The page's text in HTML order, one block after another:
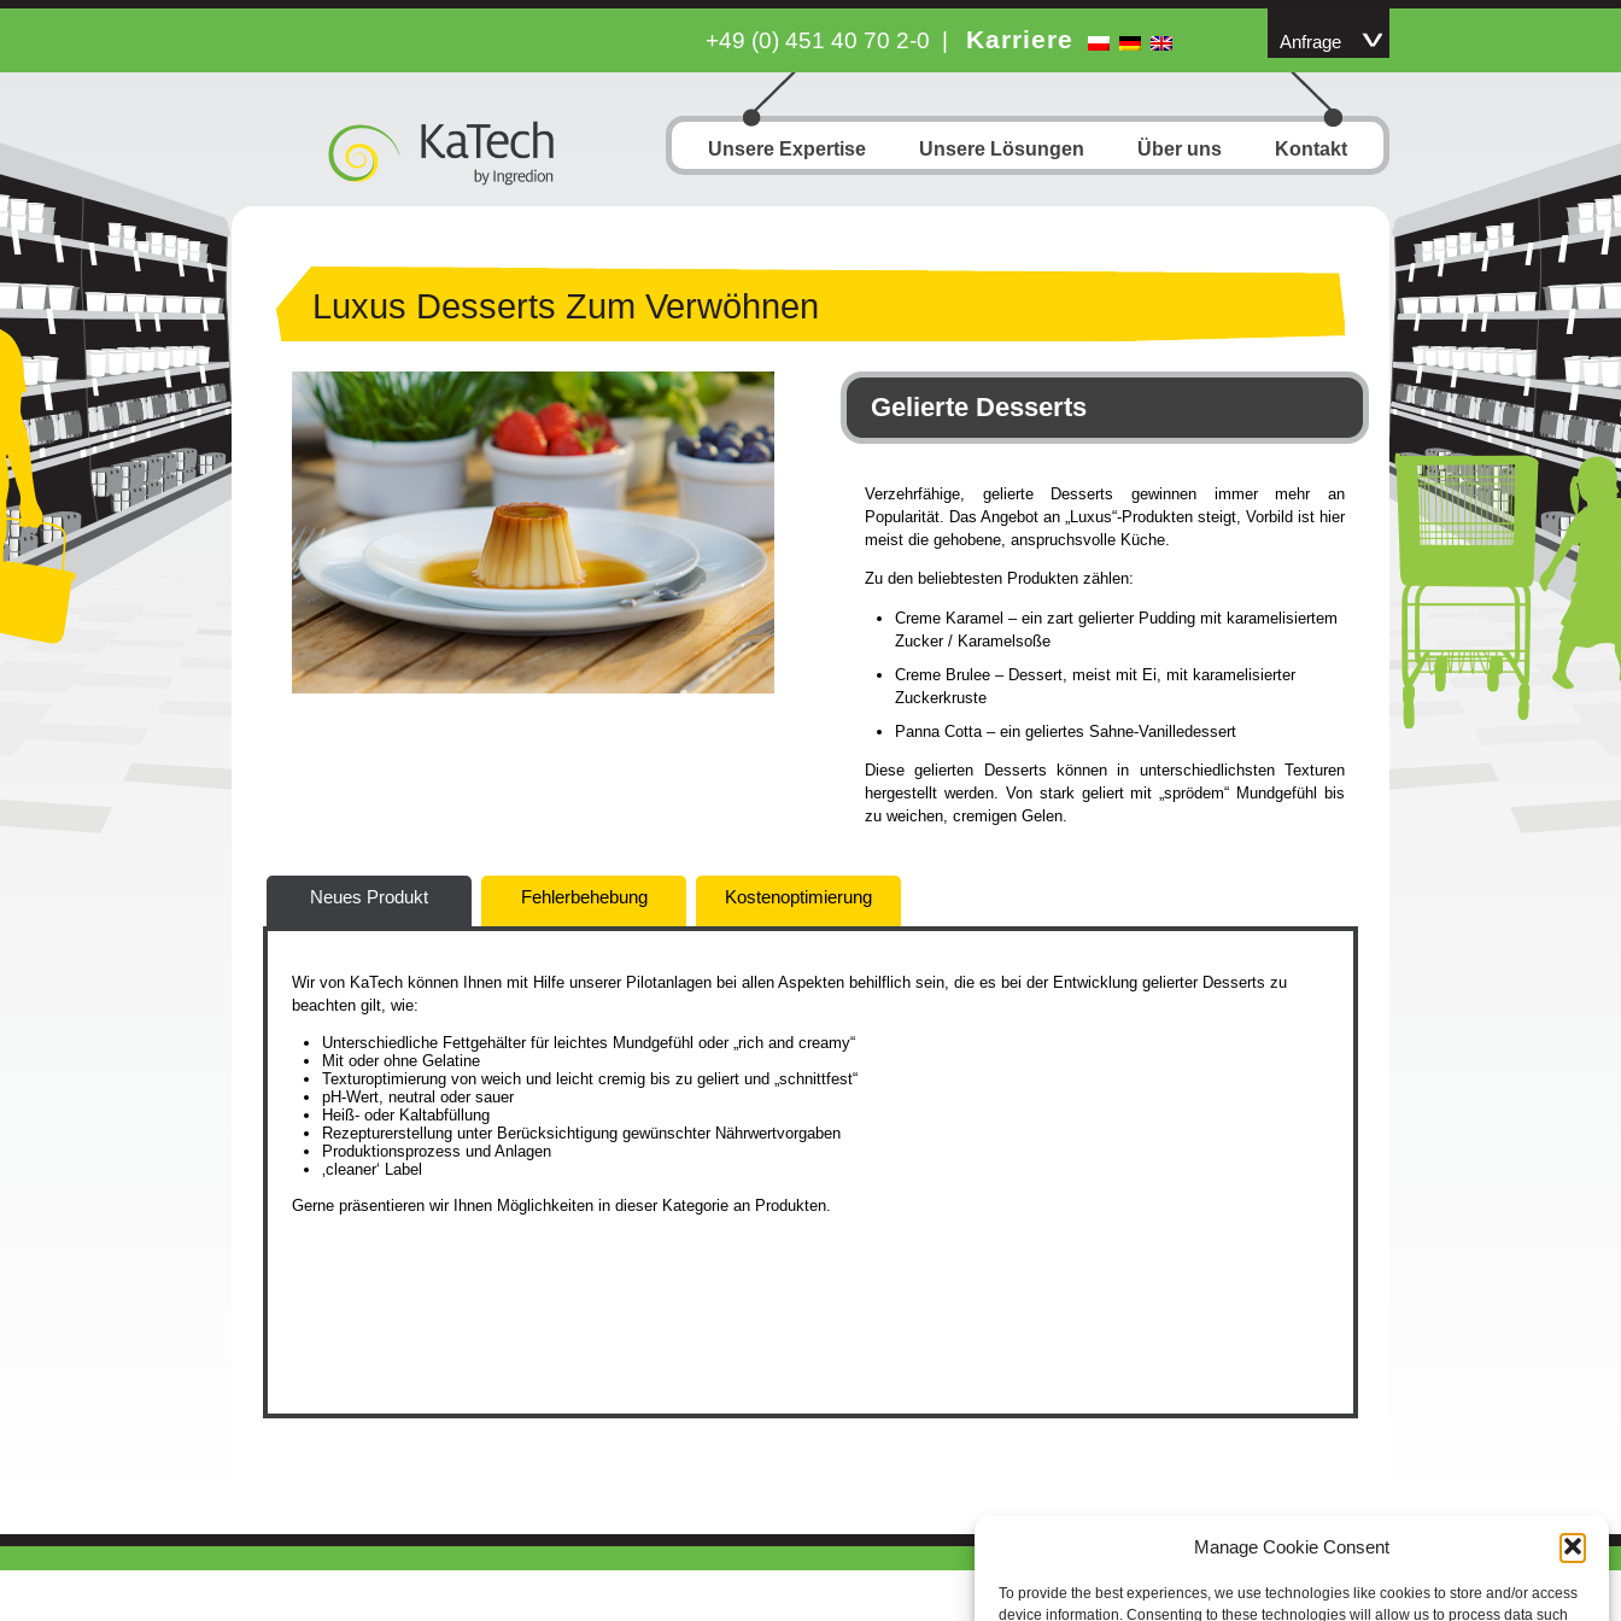
Manage Cookie Consent
To provide the best experiences, we use technologies like cookies to store and/or access
device information. Consenting to these technologies will allow us to process data such
+49 (0) 451 40 70 2-0 Karriere Anfrage
Unsere Expertise Unsere Lösungen Über uns Kontakt
Luxus Desserts Zum Verwöhnen
Gelierte Desserts
Verzehrfähige, gelierte Desserts gewinnen immer mehr an
Popularität. Das Angebot an „Luxus“-Produkten steigt, Vorbild ist hier
meist die gehobene, anspruchsvolle Küche.
Zu den beliebtesten Produkten zählen:
Creme Karamel – ein zart gelierter Pudding mit karamelisiertem
Zucker / Karamelsoße
Creme Brulee – Dessert, meist mit Ei, mit karamelisierter
Zuckerkruste
Panna Cotta – ein geliertes Sahne-Vanilledessert
Diese gelierten Desserts können in unterschiedlichsten Texturen
hergestellt werden. Von stark geliert mit „sprödem“ Mundgefühl bis
zu weichen, cremigen Gelen.
Neues Produkt Fehlerbehebung Kostenoptimierung
Wir von KaTech können Ihnen mit Hilfe unserer Pilotanlagen bei allen Aspekten behilflich sein, die es bei der Entwicklung gelierter Desserts zu
beachten gilt, wie:
Unterschiedliche Fettgehälter für leichtes Mundgefühl oder „rich and creamy“
Mit oder ohne Gelatine
Texturoptimierung von weich und leicht cremig bis zu geliert und „schnittfest“
pH-Wert, neutral oder sauer
Heiß- oder Kaltabfüllung
Rezepturerstellung unter Berücksichtigung gewünschter Nährwertvorgaben
Produktionsprozess und Anlagen
‚cleaner‘ Label
Gerne präsentieren wir Ihnen Möglichkeiten in dieser Kategorie an Produkten.